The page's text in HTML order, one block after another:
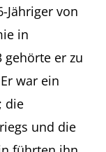
Jähriger von
in
gehörte er zu
war ein
die
und die